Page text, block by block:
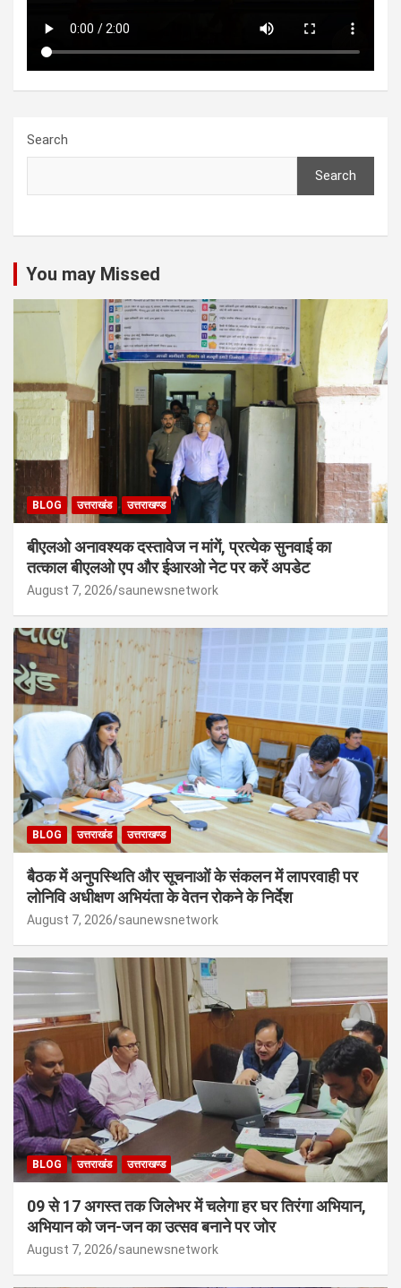
Search
Search
You may Missed
BLOG उत्तराखंड उत्तराखण्ड
बीएलओ अनावश्यक दस्तावेज न मांगें, प्रत्येक सुनवाई का
तत्काल बीएलओ एप और ईआरओ नेट पर करें अपडेट
August 7, 2026 saunewsnetwork
BLOG उत्तराखंड उत्तराखण्ड
बैठक में अनुपस्थिति और सूचनाओं के संकलन में लापरवाही पर
लोनिवि अधीक्षण अभियंता के वेतन रोकने के निर्देश
August 7, 2026 saunewsnetwork
BLOG उत्तराखंड उत्तराखण्ड
09 से 17 अगस्त तक जिलेभर में चलेगा हर घर तिरंगा अभियान,
अभियान को जन-जन का उत्सव बनाने पर जोर
August 7, 2026 saunewsnetwork